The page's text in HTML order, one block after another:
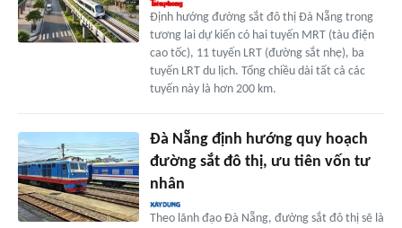
Định hướng đường sắt đô thị Đà Nẵng trong
tương lai dự kiến có hai tuyến MRT (tàu điện
cao tốc), 11 tuyến LRT (đường sắt nhẹ), ba
tuyến LRT du lịch. Tổng chiều dài tất cả các
tuyến này là hơn 200 km.
Đà Nẵng định hướng quy hoạch
đường sắt đô thị, ưu tiên vốn tư
nhân
Theo lãnh đạo Đà Nẵng, đường sắt đô thị sẽ là